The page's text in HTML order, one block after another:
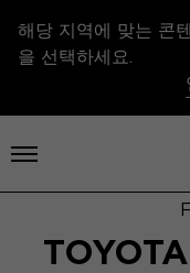
해당 지역에 맞는 콘
을 선택하세요.
메뉴 열기